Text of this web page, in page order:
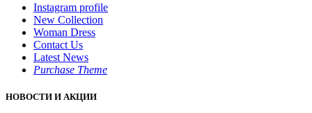
Instagram profile
New Collection
Woman Dress
Contact Us
Latest News
Purchase Theme
НОВОСТИ И АКЦИИ